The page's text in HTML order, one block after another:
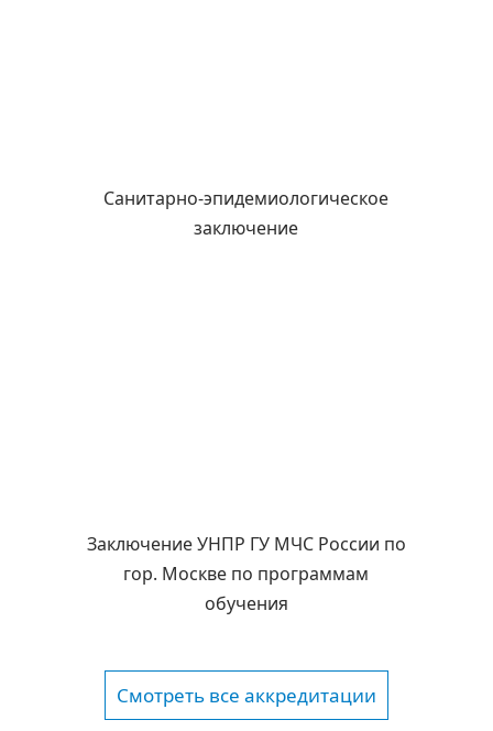
Санитарно-эпидемиологическое
заключение
Заключение УНПР ГУ МЧС России по
гор. Москве по программам
обучения
Смотреть все аккредитации